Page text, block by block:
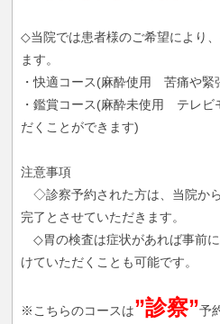
◇当院では患者様のご希望により
ます。
・快適コース(麻酔使用 苦痛や緊
・鑑賞コース(麻酔未使用 テレビ
だくことができます)
注意事項
◇診察予約された方は、当院か
完了とさせていただきます。
◇胃の検査は症状があれば事前
けていただくことも可能です。
※こちらのコースは”診察”予